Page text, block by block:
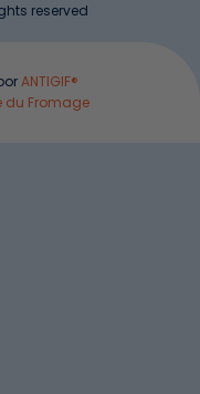
reserved
ANTIGIF®
du Fromage